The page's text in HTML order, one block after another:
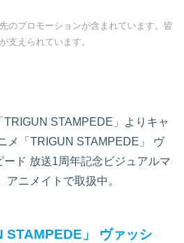
のプロモーションが含まれています。皆
支えられています。
STAMPEDE」よりキャ
メ「TRIGUN STAMPEDE」 ヴ
ード 放送1周年記念ビジュアルマ
アニメイトで取扱中。
STAMPEDE」 ヴァッシ